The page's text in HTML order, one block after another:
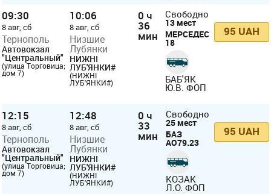
09:30
8 авг, сб
Тернополь
Автовокзал
"Центральный"
(улица Торговица;
дом 7)
10:06
8 авг, сб
Низшие
Лубянки
НИЖНІ
ЛУБ'ЯНКИ#
(НИЖНІ
ЛУБ'ЯНКИ#)
0 ч
36
мин
Свободно
13 мест
МЕРСЕДЕС
18
БАБ'ЯК
Ю.В. ФОП
95 UAH
12:15
8 авг, сб
Тернополь
Автовокзал
"Центральный"
(улица Торговица;
дом 7)
12:48
8 авг, сб
Низшие
Лубянки
НИЖНІ
ЛУБ'ЯНКИ#
(НИЖНІ
ЛУБ'ЯНКИ#)
0 ч
33
мин
Свободно
25 мест
БАЗ
АО79.23
КОЗАК
Л.О. ФОП
95 UAH